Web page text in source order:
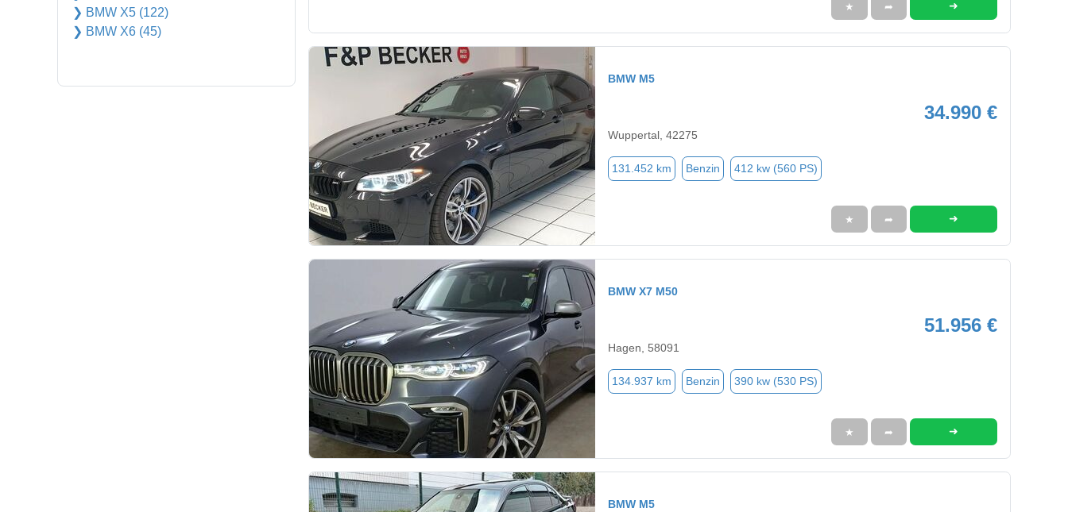
❯ BMW X5 (122)
❯ BMW X6 (45)
★ ➦ ➜
BMW M5
34.990 €
Wuppertal, 42275
131.452 km Benzin 412 kw (560 PS)
★ ➦ ➜
BMW X7 M50
51.956 €
Hagen, 58091
134.937 km Benzin 390 kw (530 PS)
★ ➦ ➜
BMW M5